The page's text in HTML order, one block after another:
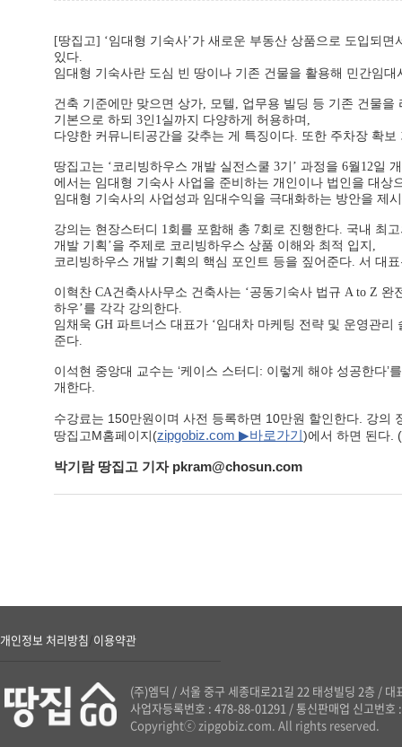
[땅집고] ‘임대형 기숙사’가 새로운 부동산 상품으로 도입되
있다.
임대형 기숙사란 도심 빈 땅이나 기존 건물을 활용해 민간임
건축 기준에만 맞으면 상가, 모텔, 업무용 빌딩 등 기존 건물
기본으로 하되 3인1실까지 다양하게 허용하며,
다양한 커뮤니티공간을 갖추는 게 특징이다. 또한 주차장 확
땅집고는 ‘코리빙하우스 개발 실전스쿨 3기’ 과정을 6월12일
에서는 임대형 기숙사 사업을 준비하는 개인이나 법인을 대상
임대형 기숙사의 사업성과 임대수익을 극대화하는 방안을 제
강의는 현장스터디 1회를 포함해 총 7회로 진행한다. 국내 최
개발 기획’을 주제로 코리빙하우스 상품 이해와 최적 입지,
코리빙하우스 개발 기획의 핵심 포인트 등을 짚어준다. 서 대
이혁찬 CA건축사사무소 건축사는 ‘공동기숙사 법규 A to Z
하우’를 각각 강의한다.
임채욱 GH 파트너스 대표가 ‘임대차 마케팅 전략 및 운영관
준다.
이석현 중앙대 교수는 ‘케이스 스터디: 이렇게 해야 성공한다
개한다.
수강료는 150만원이며 사전 등록하면 10만원 할인한다. 강
땅집고M홈페이지(zipgobiz.com ▶바로가기)에서 하면 된다.
박기람 땅집고 기자 pkram@chosun.com
(주)엠딕 / 서울 중구 세종대로21길 22 태성빌딩 2층 / 대
사업자등록번호 : 478-88-01291 /통신판매업 신고번
Copyrightⓒ zipgobiz.com. All rights reserved.
개인정보 처리방침/이용약관